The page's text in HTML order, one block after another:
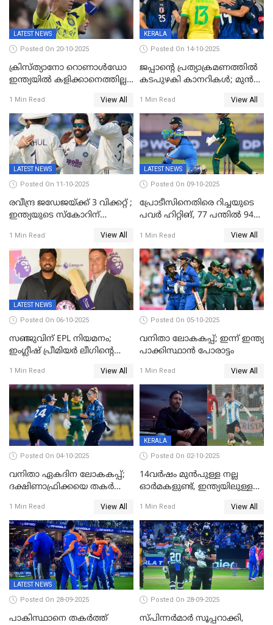
തെളിയിച്ച് I M വിജയൻ
LATEST NEWS
Posted On 20-10-2025
ക്രിസ്ത്യാനോ റൊണാൾഡോ
ഇന്ത്യയിൽ കളിക്കാനെത്തില്ല;
ഉൾപ്പെടുത്തിയില്ല
1 Min Read View All
KERALA
Posted On 14-10-2025
ജപ്പാന്റെ പ്രത്യാക്രമണത്തിൽ
കടപുഴകി കാനറികൾ; മുൻ
ജപ്പാന്റെ ആദ്യ ജയം
1 Min Read View All
LATEST NEWS
Posted On 11-10-2025
രവീന്ദ്ര ജഡേജയ്ക്ക് 3 വിക്കറ്റ് ;
ഇന്ത്യയുടെ സ്കോറിന്
നാല് വിക്കറ്റ് നഷ്ടം
1 Min Read View All
LATEST NEWS
Posted On 09-10-2025
പ്രോടീസിനെതിരെ റിച്ചയുടെ
പവർ ഹിറ്റിങ്, 77 പന്തില്‍ 94
ലക്ഷ്യമൊരുക്കി ഇന്ത്യ; 28
വര്‍ഷം പഴക്കമുള്ള ലോക
റെക്കോര്‍ഡ് തകര്‍ത്ത് സ്മൃതി
1 Min Read View All
LATEST NEWS
Posted On 06-10-2025
സഞ്ജുവിന് EPL നിയമനം;
ഇംഗ്ലീഷ് പ്രീമിയര്‍ ലീഗിന്‍റെ
അംബാസഡര്‍
1 Min Read View All
Posted On 05-10-2025
വനിതാ ലോകകപ്പ്; ഇന്ന് ഇന്ത്യ
പാക്കിസ്ഥാന്‍ പോരാട്ടം
1 Min Read View All
Posted On 04-10-2025
വനിതാ ഏകദിന ലോകകപ്പ്;
ദക്ഷിണാഫ്രിക്കയെ തകർത്ത്
1 Min Read View All
KERALA
Posted On 02-10-2025
14വർഷം മുൻപുള്ള നല്ല
ഓർമകളുണ്ട്, ഇന്ത്യയിലുള്ള
കാത്തിരിക്കുന്നു; വരവ്
സ്ഥിരീകരിച്ച് മെസി
1 Min Read View All
LATEST NEWS
Posted On 28-09-2025
പാകിസ്ഥാനെ തകർത്ത്
Posted On 28-09-2025
സ്പിന്നർമാർ സൂപ്പറാക്കി,